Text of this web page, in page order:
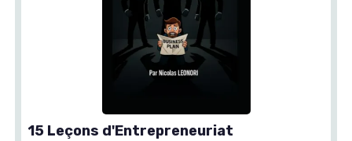
15 Leçons d'Entrepreneuriat